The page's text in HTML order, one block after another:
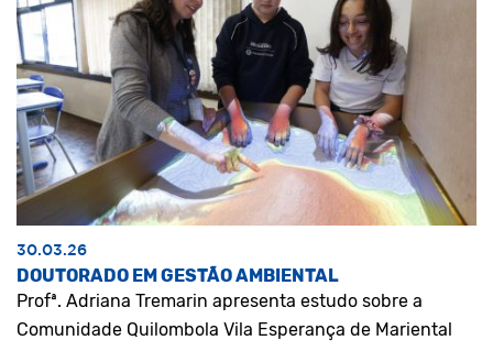
30.03.26
DOUTORADO EM GESTÃO AMBIENTAL
Profª. Adriana Tremarin apresenta estudo sobre a
Comunidade Quilombola Vila Esperança de Mariental